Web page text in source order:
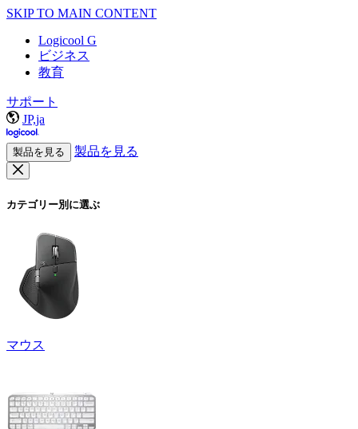
SKIP TO MAIN CONTENT
Logicool G
ビジネス
教育
サポート
JP,ja
製品を見る 製品を見る
カテゴリー別に選ぶ
マウス